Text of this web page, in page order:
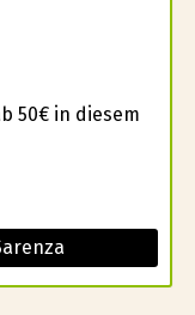
50€ in diesem